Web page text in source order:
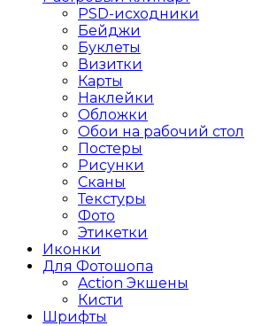
PSD-исходники
Бейджи
Буклеты
Визитки
Карты
Наклейки
Обложки
Обои на рабочий стол
Постеры
Рисунки
Сканы
Текстуры
Фото
Этикетки
Иконки
Для Фотошопа
Action Экшены
Кисти
Шрифты